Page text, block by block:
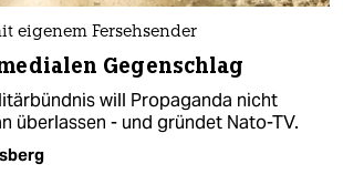
eigenem Fersehsender
Gegenschlag
will Propaganda nicht
überlassen - und gründet Nato-TV.